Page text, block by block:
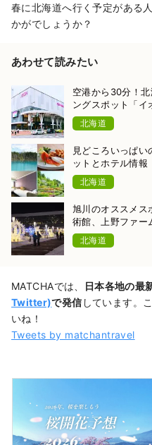
春に北海道へ行く予定がある
かがでしょうか？
あわせて読みたい
空港から30分！
ングスポット「イ
北海道
見どころいっぱい
ットとホテル情報
北海道
旭川のオススメ
術館、上野ファー
北海道
MATCHAでは、 日本各地の最
Twitter)で発信 しています。
いね！
Tweets by matchantravel